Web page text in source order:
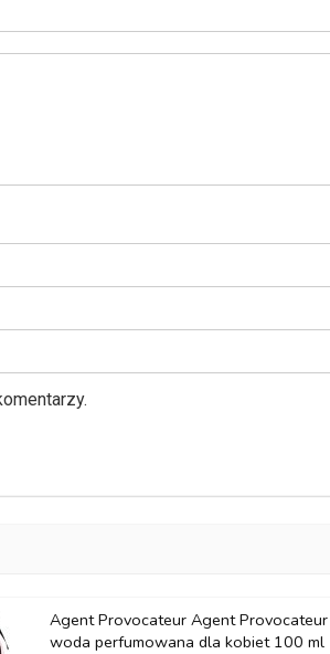
Agent Provocateur Agent Provocateur
woda perfumowana dla kobiet 100 ml